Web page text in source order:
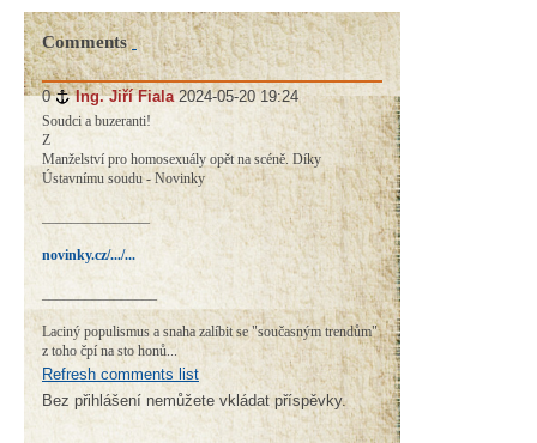
Comments
0 # Ing. Jiří Fiala 2024-05-20 19:24
Soudci a buzeranti!
Z
Manželství pro homosexuály opět na scéně. Díky
Ústavnímu soudu - Novinky
_______________
novinky.cz/.../...
Laciný populismus a snaha zalíbit se "současným trendům"
z toho čpí na sto honů...
Refresh comments list
Bez přihlášení nemůžete vkládat příspěvky.